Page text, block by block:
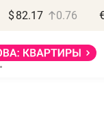
$ 82.17 0.76